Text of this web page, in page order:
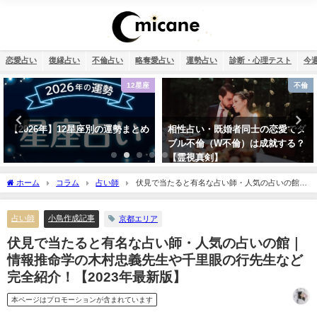
恋愛占い 復縁占い 不倫占い 略奪愛占い 運勢占い 診断・心理テスト 今
不倫
相性占い・既婚者同士の恋愛でダ
ブル不倫（W不倫）は成就する？
【霊視真剣】
干支占い
干支占い2026年（令和8年）【十
二支＋60種類（60干支）の運勢・
性格・相性を無料紹介】
ホーム コラム 占い師
伏見で当たると有名な占い師・人気の占いの館｜
情報推命学の木村忠義先生や千里眼の行先生など完全紹介！【2023年最新版】
占い師 小鳥作成記事 京都エリア
伏見で当たると有名な占い師・人気の占いの館｜
情報推命学の木村忠義先生や千里眼の行先生など
完全紹介！【2023年最新版】
本ページはプロモーションが含まれています